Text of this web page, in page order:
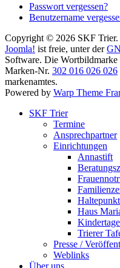
Passwort vergessen?
Benutzername
Copyright © 2026 SKF Trier.
Joomla! ist freie, unter der
Software. Die
Marken-Nr. 302 016 026 026
markenamtes.
Powered by Warp Theme
SKF Trier
Termine
Ansprechpartner
Einrichtungen
Annastift
Haltepunkt
Haus
Trierer
Presse /
Weblinks
Über uns